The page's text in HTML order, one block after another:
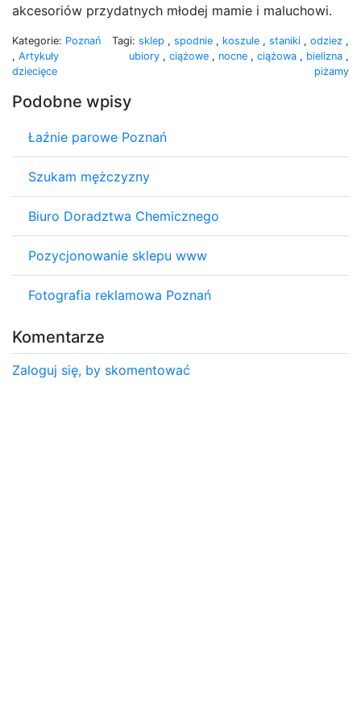
akcesoriów przydatnych młodej mamie i maluchowi.
Kategorie: Poznań
, Artykuły
dziecięce
Tagi: sklep , spodnie , koszule , staniki , odziez ,
ubiory , ciążowe , nocne , ciążowa , bielizna ,
piżamy
Podobne wpisy
Łaźnie parowe Poznań
Szukam mężczyzny
Biuro Doradztwa Chemicznego
Pozycjonowanie sklepu www
Fotografia reklamowa Poznań
Komentarze
Zaloguj się, by skomentować